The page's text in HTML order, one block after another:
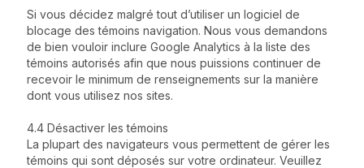
Si vous décidez malgré tout d’utiliser un logiciel de
blocage des témoins navigation. Nous vous demandons
de bien vouloir inclure Google Analytics à la liste des
témoins autorisés afin que nous puissions continuer de
recevoir le minimum de renseignements sur la manière
dont vous utilisez nos sites.
4.4 Désactiver les témoins
La plupart des navigateurs vous permettent de gérer les
témoins qui sont déposés sur votre ordinateur. Veuillez